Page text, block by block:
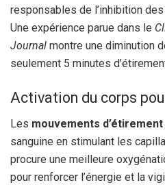
responsables de l’inhibition
Une expérience parue dans le
Journal montre une diminution
seulement 5 minutes
Activation du corps
Les mouvements d’étirement
sanguine en stimulant les
procure une meilleure
pour renforcer l’énergie et la